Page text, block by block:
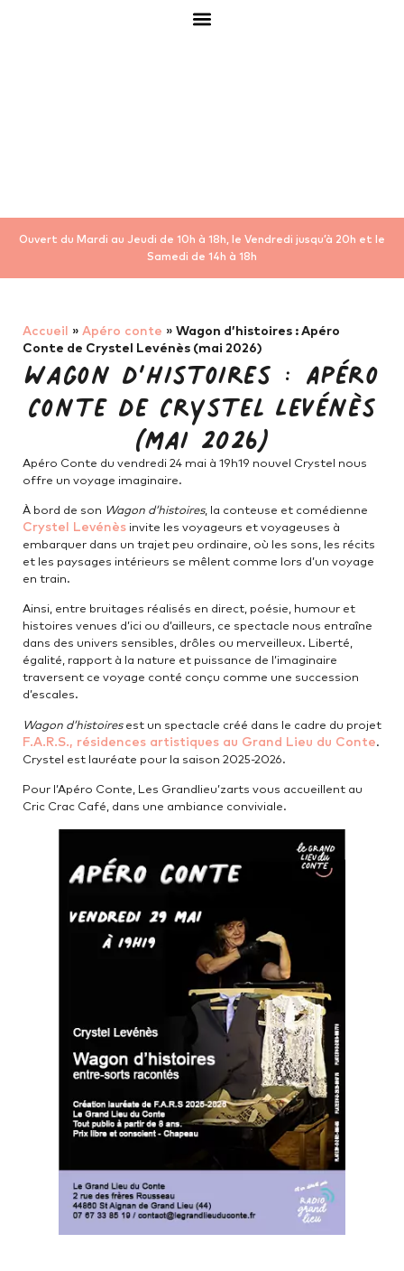
Ouvert du Mardi au Jeudi de 10h à 18h, le Vendredi jusqu’à 20h et le
Samedi de 14h à 18h
Accueil » Apéro conte » Wagon d’histoires : Apéro
Conte de Crystel Levénès (mai 2026)
Wagon d’histoires : Apéro
Conte de Crystel Levénès
(mai 2026)
Apéro Conte du vendredi 24 mai à 19h19 nouvel Crystel nous
offre un voyage imaginaire.
À bord de son Wagon d’histoires, la conteuse et comédienne
Crystel Levénès invite les voyageurs et voyageuses à
embarquer dans un trajet peu ordinaire, où les sons, les récits
et les paysages intérieurs se mêlent comme lors d’un voyage
en train.
Ainsi, entre bruitages réalisés en direct, poésie, humour et
histoires venues d’ici ou d’ailleurs, ce spectacle nous entraîne
dans des univers sensibles, drôles ou merveilleux. Liberté,
égalité, rapport à la nature et puissance de l’imaginaire
traversent ce voyage conté conçu comme une succession
d’escales.
Wagon d’histoiresest un spectacle créé dans le cadre du projet
F.A.R.S., résidences artistiques au Grand Lieu du Conte.
Crystel est lauréate pour la saison 2025-2026.
Pour l’Apéro Conte, Les Grandlieu’zarts vous accueillent au
Cric Crac Café, dans une ambiance conviviale.